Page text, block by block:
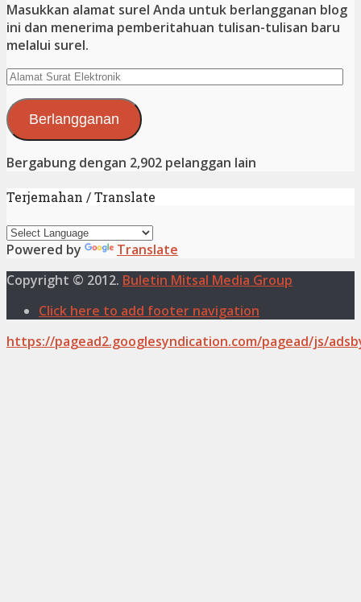
Masukkan alamat surel Anda untuk berlangganan blog
ini dan menerima pemberitahuan tulisan-tulisan baru
melalui surel.
Alamat
Elektronik
Berlangganan
Bergabung dengan 2,902 pelanggan lain
Terjemahan / Translate
Powered by
Translate
Copyright © 2012. Buletin Mitsal Media Group
Click here to add footer navigation
https://pagead2.googlesyndication.com/pagead/js/